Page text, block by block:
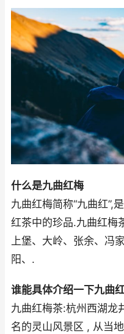
什么是九曲红梅
九曲红梅简称“九曲红”,
红茶中的珍品.九曲红梅
上堡、大岭、张余、冯
阳、.
谁能具体介绍一下九曲
九曲红梅茶:杭州西湖龙
名的灵山风景区 , 从当